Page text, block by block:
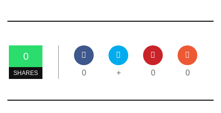
0
SHARES 0 + 0 0